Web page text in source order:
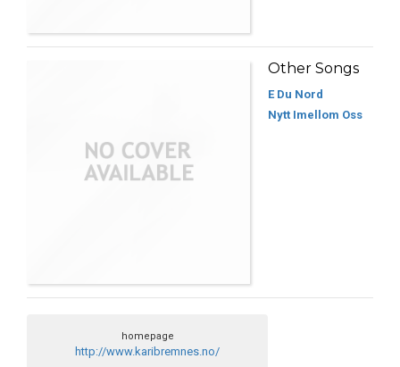
Other Songs
E Du Nord
Nytt Imellom Oss
homepage
http://www.karibremnes.no/